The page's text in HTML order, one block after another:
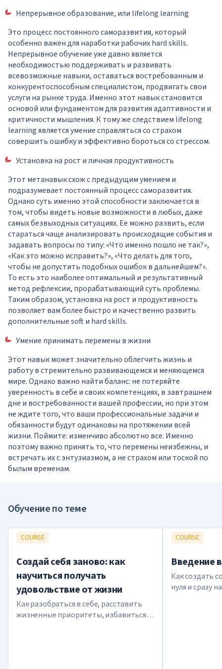
Непрерывное образование, или lifelong learning
Это процесс постоянного саморазвития, который
особенно важен для наработки рабочих hard skills.
Непрерывное обучение уже давно является
необходимостью поддерживать и развивать
всевозможные навыки, оставаться востребованным и
конкурентоспособным специалистом, продвигать свои
услуги на рынке труда. Именно этот навык становится
основой или фундаментом для развития адаптивности и
критичности мышления. К тому же следствием lifelong
learning является умение справляться со страхом
совершить ошибку и эффективно бороться со стрессом.
Установка на рост и личная продуктивность
Этот метанавык схож с предыдущим умением и
подразумевает постоянный процесс саморазвития.
Однако суть именно этой способности заключается в
том, чтобы видеть новые возможности в любых, даже
самых безвыходных ситуациях. Ее можно развить, если
стараться чаще анализировать происходящие события и
задавать вопросы по типу: «Что именно пошло не так?»,
«Как это можно исправить?», «Что делать для того,
чтобы не допустить подобных ошибок в дальнейшем?».
То есть это наиболее оптимальный и результативный
метод рефлексии, прорабатывающий суть проблемы.
Таким образом, установка на рост и продуктивность
позволяет вам более быстро и качественно развить
дополнительные soft и hard skills.
Умение принимать перемены в жизни
Этот навык может значительно облегчить жизнь и
работу в стремительно развивающемся и меняющемся
мире. Однако важно найти баланс: не потеряйте
уверенность в себе и своих компетенциях, в завтрашнем
дне и востребованности вашей профессии, но при этом
не ждите того, что ваши профессиональные задачи и
обязанности будут одинаковы на протяжении всей
жизни. Поймите: изменчиво абсолютно все. Именно
поэтому важно принять то, что перемены неизбежны, и
встречать их с энтузиазмом, а не страхом или тоской по
былым временам.
Обучение по теме
COURSE
Создай себя заново: как
научиться получать
удовольствие от жизни
Как разобраться в себе, расставить
жизненные приоритеты, избавиться
COURSE
Введение
Как создать
нуля и сразу